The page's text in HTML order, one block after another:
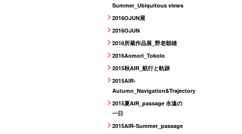
Summer_Ubiquitous views
2016OJUN展
2016OJUN
2016所蔵作品展_野老朝雄
2016Aomori_Tokolo
2015秋AIR_航行と軌跡
2015AIR-
Autumn_Navigation&Trajectory
2015夏AIR_passage 永遠の
一日
2015AIR-Summer_passage